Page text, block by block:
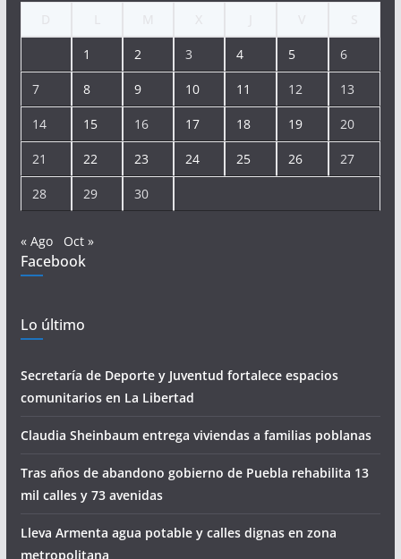
1 2 3 4 5 6
7 8 9 10 11 12 13
14 15 16 17 18 19 20
21 22 23 24 25 26 27
28 29 30
« Ago Oct »
Facebook
Lo último
Secretaría de Deporte y Juventud fortalece espacios
comunitarios en La Libertad
Claudia Sheinbaum entrega viviendas a familias poblanas
Tras años de abandono gobierno de Puebla rehabilita 13
mil calles y 73 avenidas
Lleva Armenta agua potable y calles dignas en zona
metropolitana